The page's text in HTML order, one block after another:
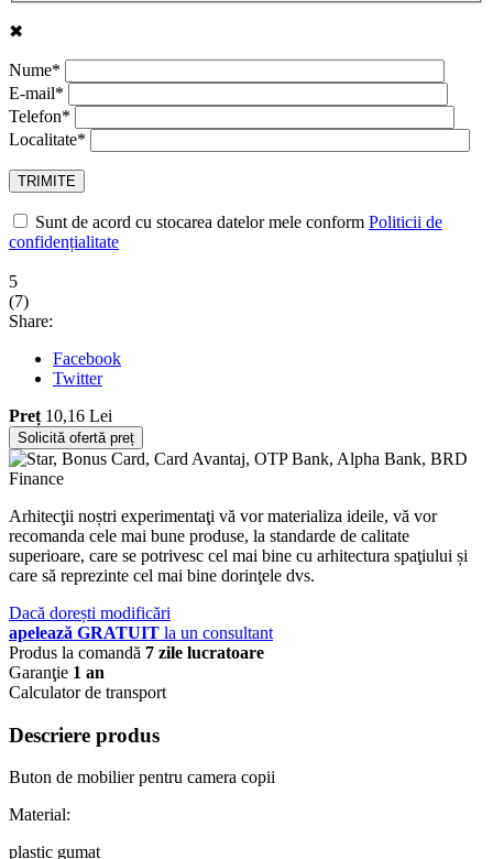
✖
Nume*
E-mail*
Telefon*
Localitate*
Sunt de acord cu stocarea datelor mele conform Politicii de
confidențialitate
5
(7)
Share:
Facebook
Twitter
Preț 10,16 Lei
Solicită ofertă preț
Arhitecţii noștri experimentaţi vă vor materializa ideile, vă vor
recomanda cele mai bune produse, la standarde de calitate
superioare, care se potrivesc cel mai bine cu arhitectura spaţiului și
care să reprezinte cel mai bine dorinţele dvs.
Dacă dorești modificări
apelează GRATUIT la un consultant
Produs la comandă 7 zile lucratoare
Garanţie 1 an
Calculator de transport
Descriere produs
Buton de mobilier pentru camera copii
Material:
plastic gumat